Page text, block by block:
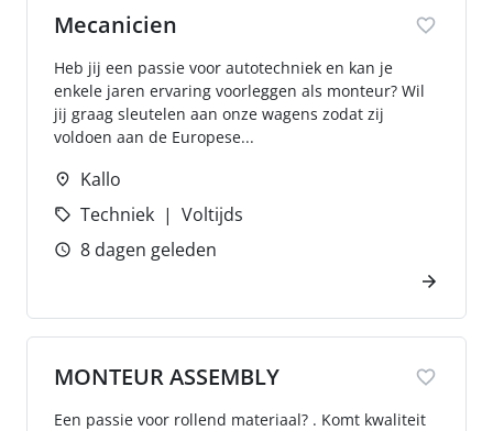
Mecanicien
Heb jij een passie voor autotechniek en kan je
enkele jaren ervaring voorleggen als monteur? Wil
jij graag sleutelen aan onze wagens zodat zij
voldoen aan de Europese...
Kallo
Techniek
Voltijds
8 dagen geleden
MONTEUR ASSEMBLY
Een passie voor rollend materiaal? . Komt kwaliteit